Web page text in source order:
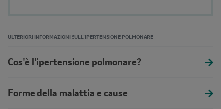
ULTERIORI INFORMAZIONI SULL’IPERTENSIONE POLMONARE
Cos'è l'ipertensione polmonare?
Forme della malattia e cause